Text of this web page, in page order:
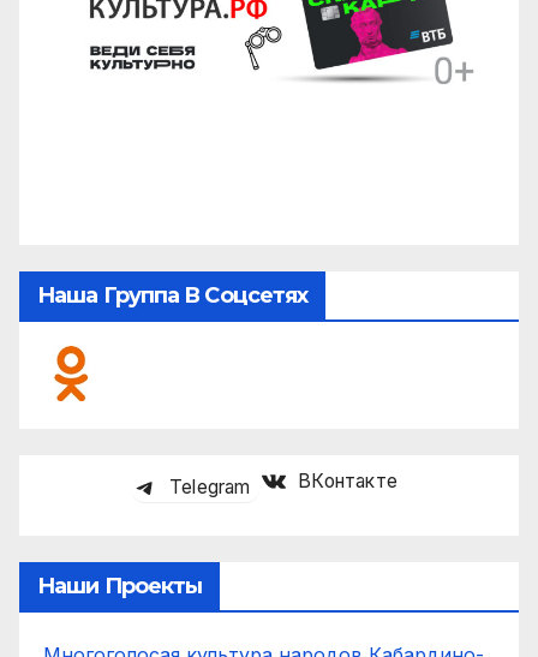
Наша Группа В Соцсетях
Telegram ВКонтакте
Наши Проекты